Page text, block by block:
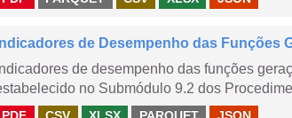
Indicadores de Desempenho das Funções
Indicadores de desempenho das funções
no Submódulo 9.2 dos